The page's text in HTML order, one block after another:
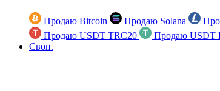
Продаю Bitcoin Продаю Solana
Продаю USDT TRC20
Продаю USDT
Своп.